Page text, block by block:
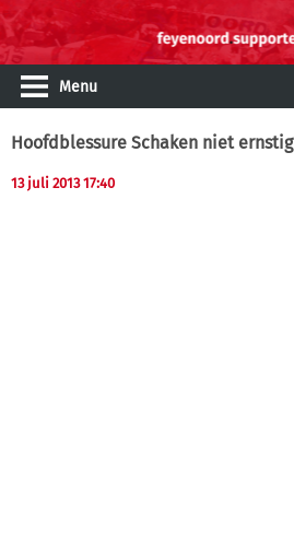
Menu
Hoofdblessure Schaken niet ernstig
13 juli 2013 17:40